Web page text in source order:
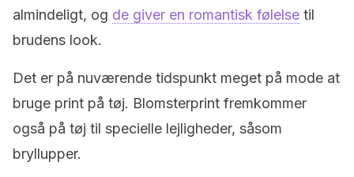
almindeligt, og de giver en romantisk følelse til
brudens look.
Det er på nuværende tidspunkt meget på mode at
bruge print på tøj. Blomsterprint fremkommer
også på tøj til specielle lejligheder, såsom
bryllupper.